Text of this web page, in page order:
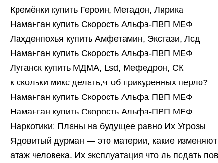
Кремёнки купить Героин, Метадон, Лирика
Наманган купить Скорость Альфа-ПВП МЕФ
Лахденпохья купить Амфетамин, Экстази, Лсд
Наманган купить Скорость Альфа-ПВП МЕФ
Луганск купить МДМА, Lsd, Мефедрон, СК
к скольки микс делать,чтоб прикуренных перло?
Наманган купить Скорость Альфа-ПВП МЕФ
Наманган купить Скорость Альфа-ПВП МЕФ
Наркотики: Планы на будущее равно Их Угрозы
Ядовитый дурман — это материи, какие
атаж человека. Их эксплуатация что ль подать